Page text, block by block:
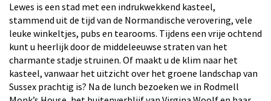
Lewes is een stad met een indrukwekkend kasteel,
stammend uit de tijd van de Normandische verovering, vele
leuke winkeltjes, pubs en tearooms. Tijdens een vrije ochtend
kunt u heerlijk door de middeleeuwse straten van het
charmante stadje struinen. Of maakt u de klim naar het
kasteel, vanwaar het uitzicht over het groene landschap van
Sussex prachtig is? Na de lunch bezoeken we in Rodmell